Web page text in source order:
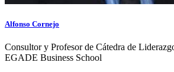
Alfonso Cornejo
Consultor y Profesor de Cátedra de
EGADE Business School